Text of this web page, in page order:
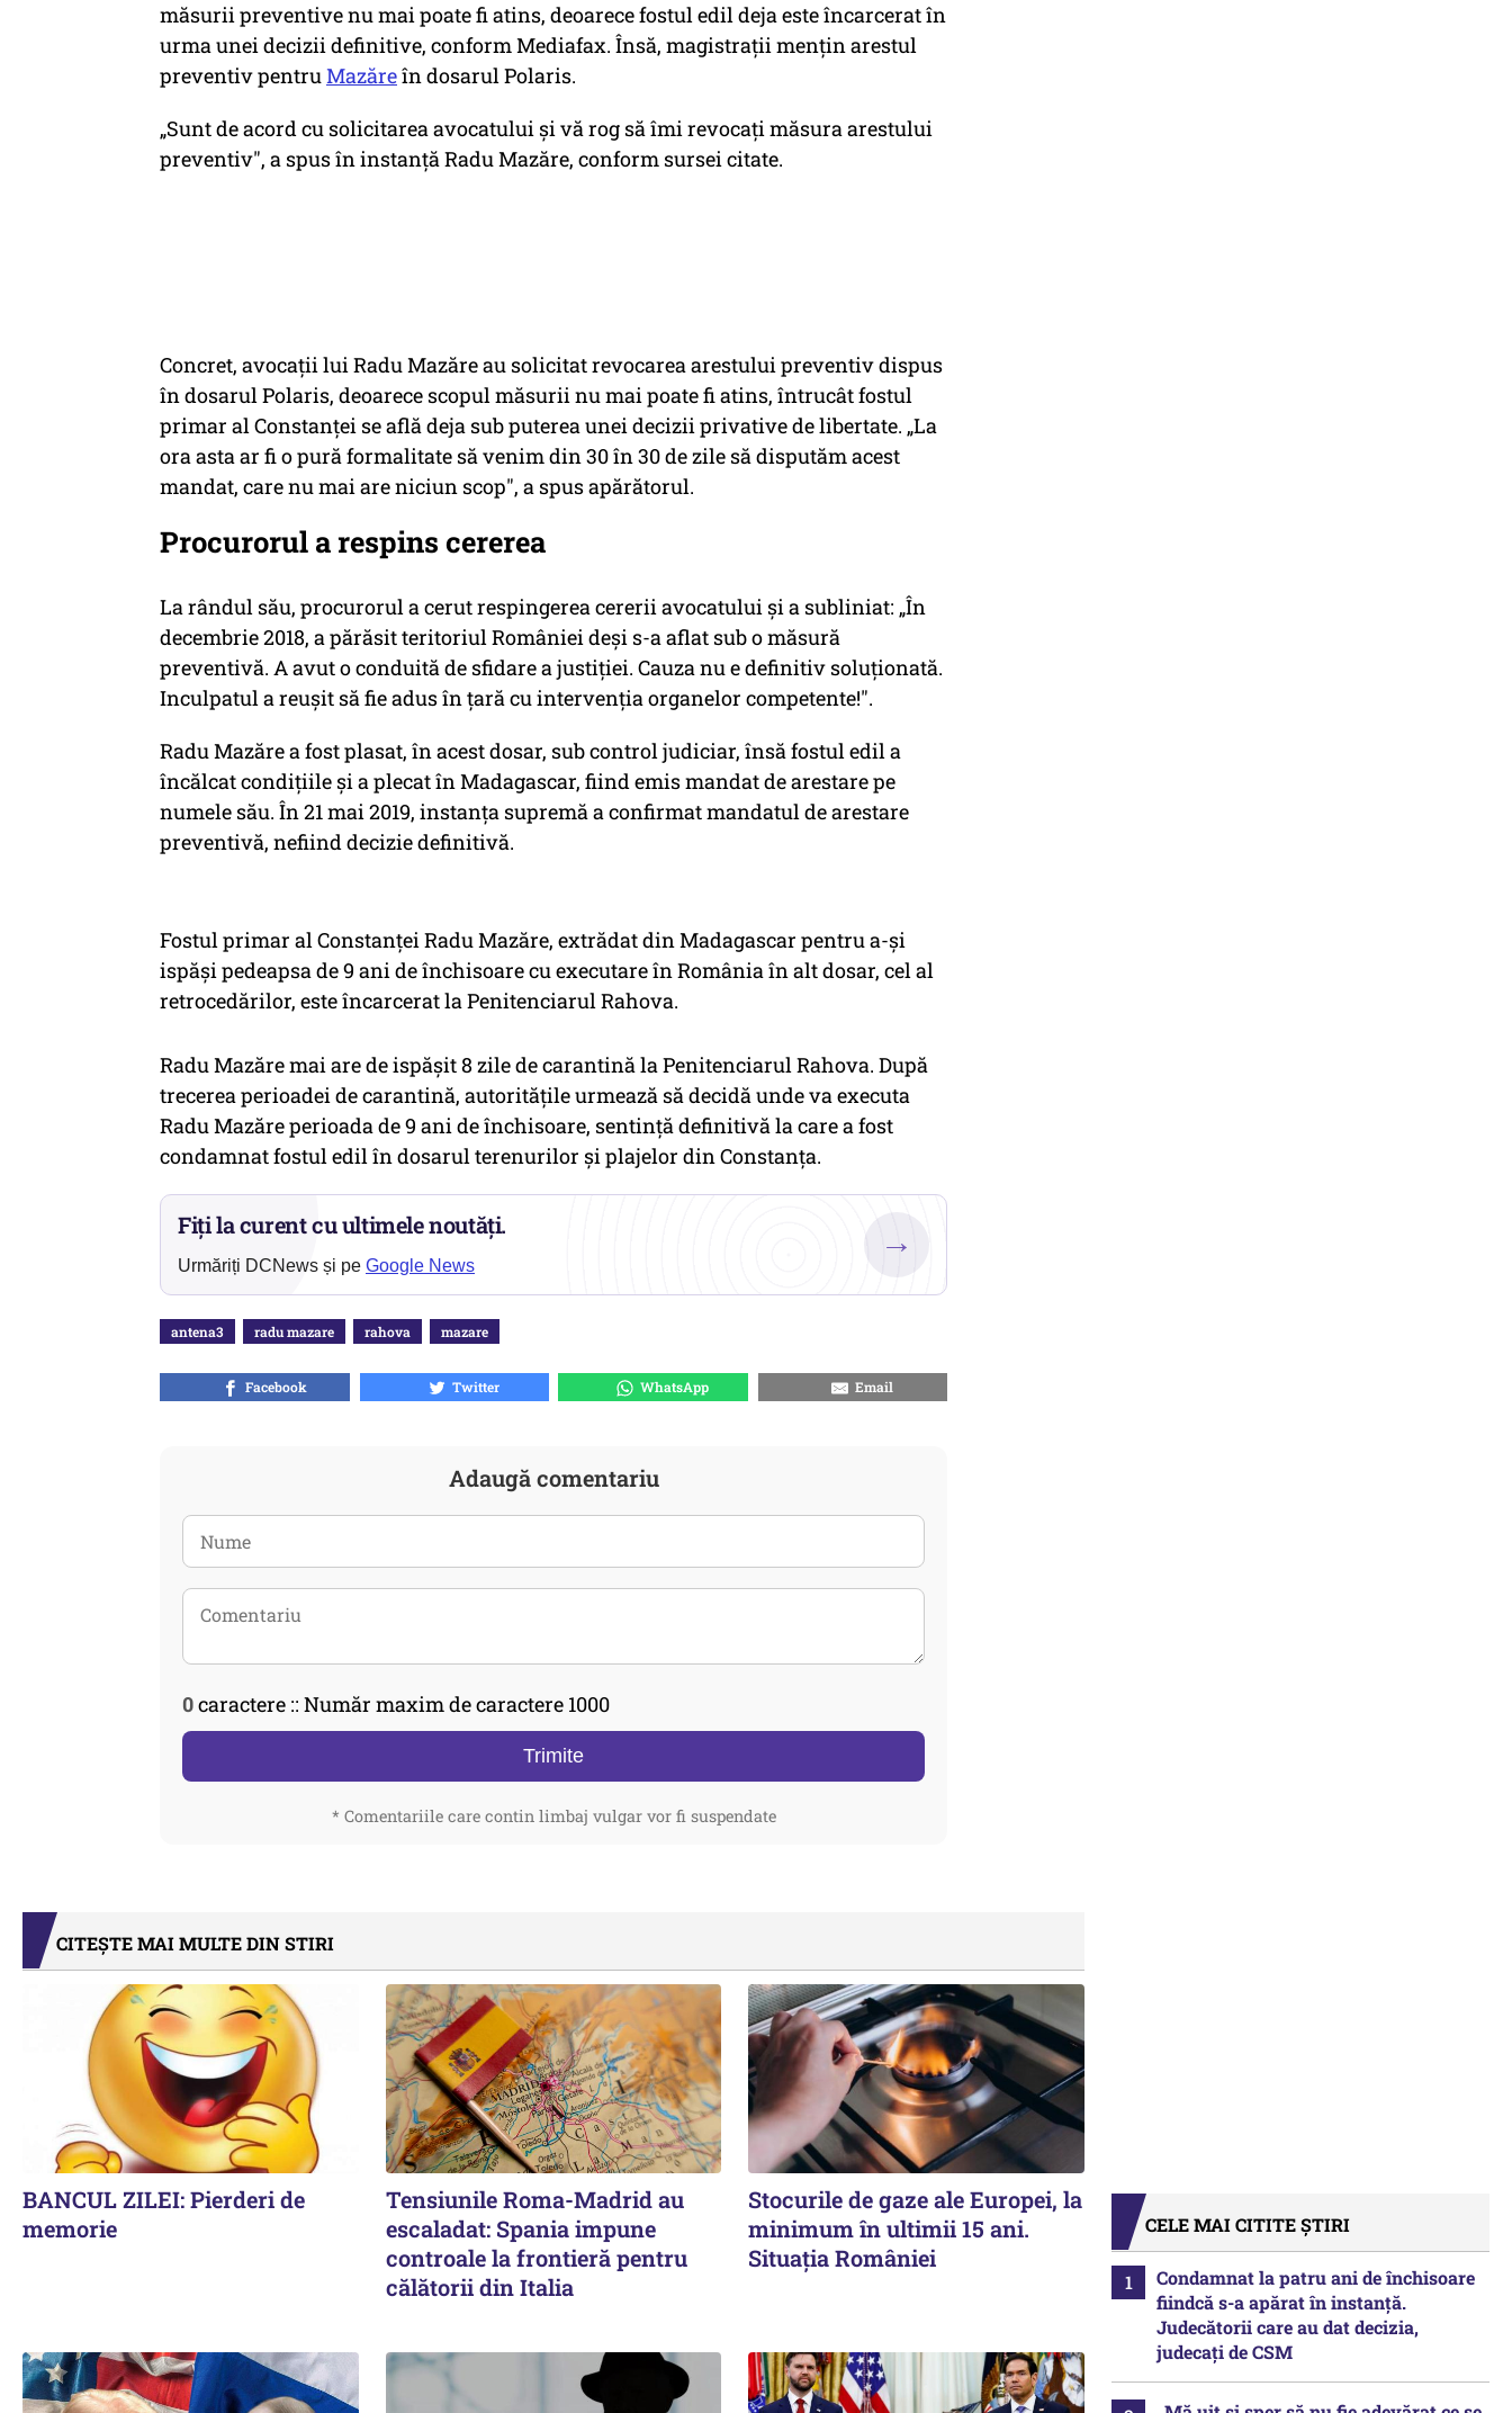
măsurii preventive nu mai poate fi atins, deoarece fostul edil deja este încarcerat în
urma unei decizii definitive, conform Mediafax. Însă, magistrații mențin arestul
preventiv pentruMazăreîn dosarul Polaris.
„Sunt de acord cu solicitarea avocatului și vă rog să îmi revocați măsura arestului
preventiv", a spus în instanță Radu Mazăre, conform sursei citate.
Concret, avocații lui Radu Mazăre au solicitat revocarea arestului preventiv dispus
în dosarul Polaris, deoarece scopul măsurii nu mai poate fi atins, întrucât fostul
primar al Constanței se află deja sub puterea unei decizii privative de libertate. „La
ora asta ar fi o pură formalitate să venim din 30 în 30 de zile să disputăm acest
mandat, care nu mai are niciun scop", a spus apărătorul.
Procurorul a respins cererea
La rândul său, procurorul a cerut respingerea cererii avocatului și a subliniat: „În
decembrie 2018, a părăsit teritoriul României deși s-a aflat sub o măsură
preventivă. A avut o conduită de sfidare a justiției. Cauza nu e definitiv soluționată.
Inculpatul a reușit să fie adus în țară cu intervenția organelor competente!".
Radu Mazăre a fost plasat, în acest dosar, sub control judiciar, însă fostul edil a
încălcat condiţiile şi a plecat în Madagascar, fiind emis mandat de arestare pe
numele său. În 21 mai 2019, instanța supremă a confirmat mandatul de arestare
preventivă, nefiind decizie definitivă.
Fostul primar al Constanţei Radu Mazăre, extrădat din Madagascar pentru a-şi
ispăşi pedeapsa de 9 ani de închisoare cu executare în România în alt dosar, cel al
retrocedărilor, este încarcerat la Penitenciarul Rahova.
Radu Mazăre mai are de ispășit 8 zile de carantină la Penitenciarul Rahova. După
trecerea perioadei de carantină, autoritățile urmează să decidă unde va executa
Radu Mazăre perioada de 9 ani de închisoare, sentință definitivă la care a fost
condamnat fostul edil în dosarul terenurilor și plajelor din Constanța.
Fiți la curent cu ultimele noutăți.
Urmăriți DCNews și pe Google News
→
antena3 radu mazare rahova mazare
Facebook Twitter WhatsApp Email
Adaugă comentariu
0caractere :: Număr maxim de caractere 1000
Trimite
* Comentariile care contin limbaj vulgar vor fi suspendate
CITEȘTE MAI MULTE DIN STIRI
BANCUL ZILEI: Pierderi de
memorie
Tensiunile Roma-Madrid au
escaladat: Spania impune
controale la frontieră pentru
călătorii din Italia
Stocurile de gaze ale Europei, la
minimum în ultimii 15 ani.
Situația României
CELE MAI CITITE ȘTIRI
Condamnat la patru ani de închisoare
fiindcă s-a apărat în instanță.
Judecătorii care au dat decizia,
judecați de CSM